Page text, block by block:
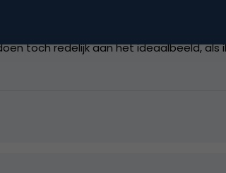
toch redelijk aan het ideaalbeeld, als